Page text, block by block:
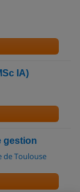
IA)
gestion
de Toulouse